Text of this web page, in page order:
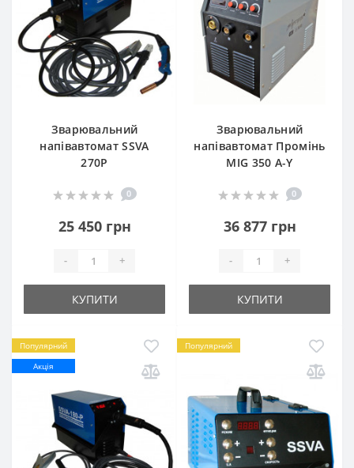
Зварювальний
напівавтомат SSVA
270P
0
25 450 грн
- +
КУПИТИ
Зварювальний
напівавтомат Промінь
MIG 350 A-Y
0
36 877 грн
- +
КУПИТИ
Популярний
Акція
Популярний